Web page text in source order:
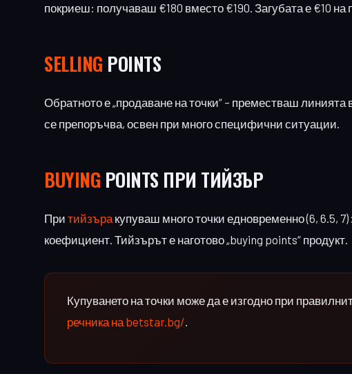
покриеш: получаваш €180 вместо €190. Загубата е €10
SELLING POINTS
Обратното е „продаване на точки“ – преместваш
се препоръчва, освен при много специфични ситуации.
BUYING POINTS ПРИ ТИЙЗЪР
При тийзъра купуваш много точки едновременно (6, 6.5,
коефициент. Тийзърът е наготово „buying points“ продукт.
Купуването на точки може да е изгодно при
речника на betstar.bg/.